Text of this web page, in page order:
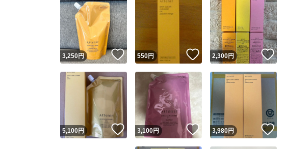
安心取引出品者
安心取引出品者
取引実績
取引実績◯+
他フリマ実績◯+
商品画像の無断転
コピーは1商品に
3,250円 いいね！
550円 いいね！
2,300円
5,100円 いいね！
3,100円 いいね！
3,980円